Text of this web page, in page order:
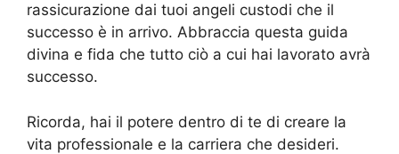
rassicurazione dai tuoi angeli custodi che il
successo è in arrivo. Abbraccia questa guida
divina e fida che tutto ciò a cui hai lavorato avrà
successo.
Ricorda, hai il potere dentro di te di creare la
vita professionale e la carriera che desideri.